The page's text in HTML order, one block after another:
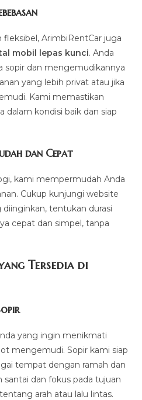
ArimbiRentCar juga
mobil lepas kunci. Anda
sopir dan mengemudikannya
yang lebih privat atau jika
Kami memastikan
dalam kondisi baik dan siap
dan Cepat
kami mempermudah Anda
Cukup kunjungi website
tentukan durasi
cepat dan simpel, tanpa
Tersedia di
yang ingin menikmati
mengemudi. Sopir kami siap
tempat dengan ramah dan
santai dan fokus pada tujuan
arah atau lalu lintas.